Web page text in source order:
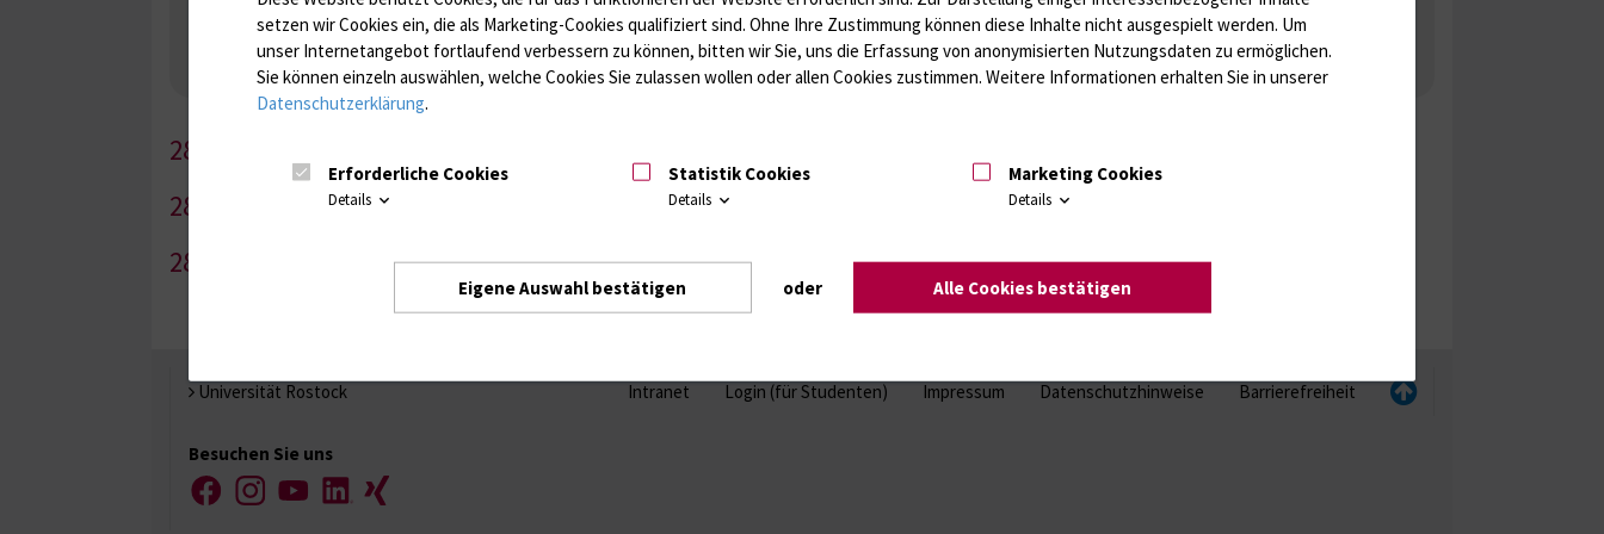
Nebenniere / Niere; Nebenschilddrüse ( Ca-Stoffwechsel / Knochen; Hypophyse / Wachstum; Gestroinaltrakt / Vitamine; Gonaden / Zyklus / Sterilität
Infektionsserologie
Allergiediagnostik Immunologie
Autoimmundiagnostik
Antibiotika, Zystostatika, Immunsuppressiva, Amaleptika, Bronchospasmolytika, Antiepileptika, Kardiaka, Psychpharmaka
Molekulare Diagnostik
286-1
286-2
286-3
Universität Rostock
Besuchen Sie uns
FacebookInstagramYouTubeLinkedIn
Xing
Intranet Login (für Studenten) Impressum Datenschutzhinweise Barrierefreiheit
setzen wir Cookies ein, die als Marketing-Cookies qualifiziert sind. Ohne Ihre Zustimmung können diese Inhalte nicht ausgespielt werden. Um
unser Internetangebot fortlaufend verbessern zu können, bitten wir Sie, uns die Erfassung von anonymisierten Nutzungsdaten zu ermöglichen.
Sie können einzeln auswählen, welche Cookies Sie zulassen wollen oder allen Cookies zustimmen. Weitere Informationen erhalten Sie in unserer
Datenschutzerklärung.
Erforderliche Cookies
Details
Statistik Cookies
Details
Marketing Cookies
Details
Eigene Auswahl bestätigen oder Alle Cookies bestätigen